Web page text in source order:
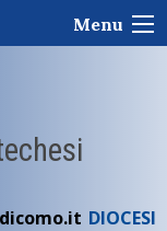
Menu
DIOCESI